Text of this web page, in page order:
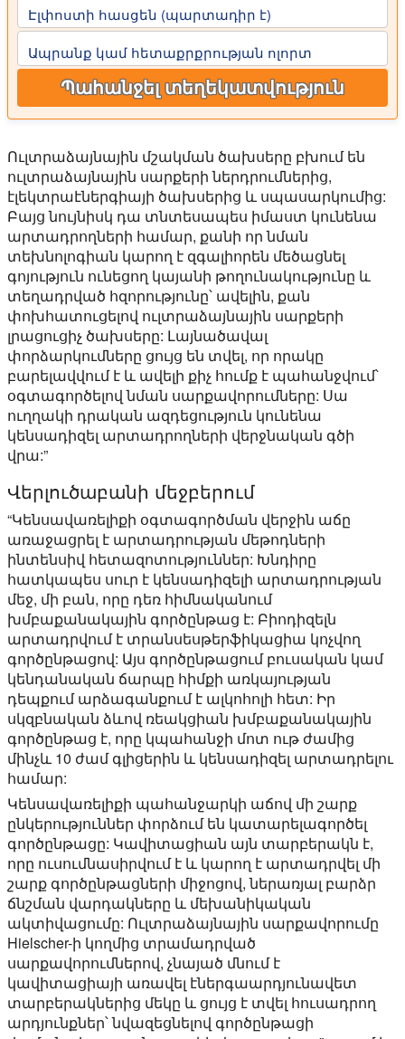
Էլփոստի հասցեն (պարտադիր է)
Ապրանք կամ հետաքրքրության ոլորտ
Պահանջել տեղեկատվություն
Ուլտրաձայնային մշակման ծախսերը բխում են
ուլտրաձայնային սարքերի ներդրումներից,
էլեկտրաէներգիայի ծախսերից և սպասարկումից:
Բայց նույնիսկ դա տնտեսապես իմաստ կունենա
արտադրողների համար, քանի որ նման
տեխնոլոգիան կարող է զգալիորեն մեծացնել
գոյություն ունեցող կայանի թողունակությունը և
տեղադրված հզորությունը՝ ավելին, քան
փոխհատուցելով ուլտրաձայնային սարքերի
լրացուցիչ ծախսերը: Լայնածավալ
փորձարկումները ցույց են տվել, որ որակը
բարելավվում է և ավելի քիչ հումք է պահանջվում՝
օգտագործելով նման սարքավորումները: Սա
ուղղակի դրական ազդեցություն կունենա
կենսադիզել արտադրողների վերջնական գծի
վրա:”
Վերլուծաբանի մեջբերում
“Կենսավառելիքի օգտագործման վերջին աճը
առաջացրել է արտադրության մեթոդների
ինտենսիվ հետազոտություններ: Խնդիրը
հատկապես սուր է կենսադիզելի արտադրության
մեջ, մի բան, որը դեռ հիմնականում
խմբաքանակային գործընթաց է: Բիոդիզելն
արտադրվում է տրանսեսթերֆիկացիա կոչվող
գործընթացով: Այս գործընթացում բուսական կամ
կենդանական ճարպը հիմքի առկայության
դեպքում արձագանքում է ալկոհոլի հետ: Իր
սկզբնական ձևով ռեակցիան խմբաքանակային
գործընթաց է, որը կպահանջի մոտ ութ ժամից
մինչև 10 ժամ գլիցերին և կենսադիզել արտադրելու
համար:
Կենսավառելիքի պահանջարկի աճով մի շարք
ընկերություններ փորձում են կատարելագործել
գործընթացը: Կավիտացիան այն տարբերակն է,
որը ուսումնասիրվում է և կարող է արտադրվել մի
շարք գործընթացների միջոցով, ներառյալ բարձր
ճնշման վարդակները և մեխանիկական
ակտիվացումը: Ուլտրաձայնային սարքավորումը
Hielscher-ի կողմից տրամադրված
սարքավորումներով, չնայած մնում է
կավիտացիայի առավել էներգաարդյունավետ
տարբերակներից մեկը և ցույց է տվել հուսադրող
արդյունքներ՝ նվազեցնելով գործընթացի